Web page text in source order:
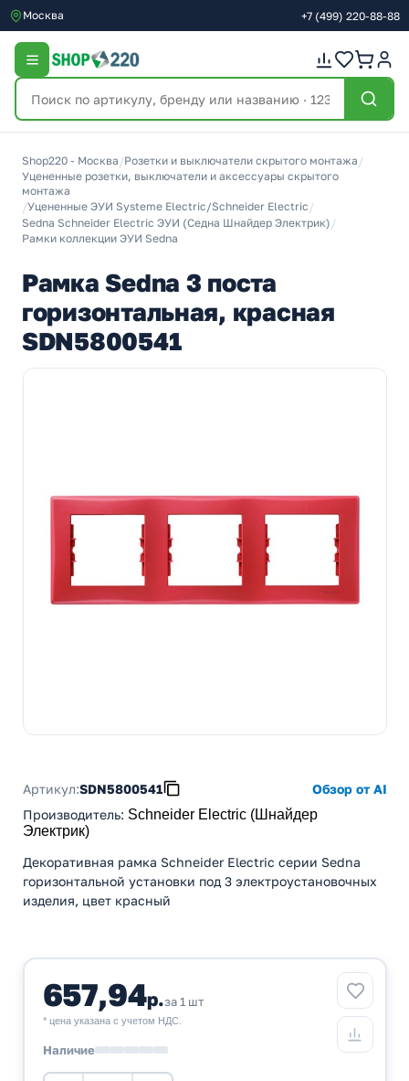
Москва +7 (499) 220-88-88
Shop220 - Москва /Розетки и выключатели скрытого монтажа /
Уцененные розетки, выключатели и аксессуары скрытого
монтажа
/Уцененные ЭУИ Systeme Electric/Schneider Electric /
Sedna Schneider Electric ЭУИ (Седна Шнайдер Электрик) /
Рамки коллекции ЭУИ Sedna
Рамка Sedna 3 поста
горизонтальная, красная
SDN5800541
Артикул:SDN5800541
Обзор от AI
Производитель: Schneider Electric (Шнайдер
Электрик)
Декоративная рамка Schneider Electric серии Sedna
горизонтальной установки под 3 электроустановочных
изделия, цвет красный
657,94р.за 1 шт
* цена указана с учетом НДС.
Наличие